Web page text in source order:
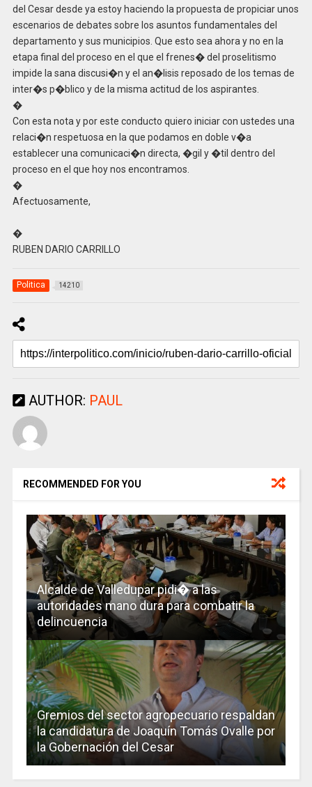
del Cesar desde ya estoy haciendo la propuesta de propiciar unos
escenarios de debates sobre los asuntos fundamentales del
departamento y sus municipios. Que esto sea ahora y no en la
etapa final del proceso en el que el frenes� del proselitismo
impide la sana discusi�n y el an�lisis reposado de los temas de
inter�s p�blico y de la misma actitud de los aspirantes.
�
Con esta nota y por este conducto quiero iniciar con ustedes una
relaci�n respetuosa en la que podamos en doble v�a
establecer una comunicaci�n directa, �gil y �til dentro del
proceso en el que hoy nos encontramos.
�
Afectuosamente,
�
RUBEN DARIO CARRILLO
Politica 14210
AUTHOR: PAUL
RECOMMENDED FOR YOU
Alcalde de Valledupar pidi� a las
autoridades mano dura para combatir la
delincuencia
Gremios del sector agropecuario respaldan
la candidatura de Joaquín Tomás Ovalle por
la Gobernación del Cesar